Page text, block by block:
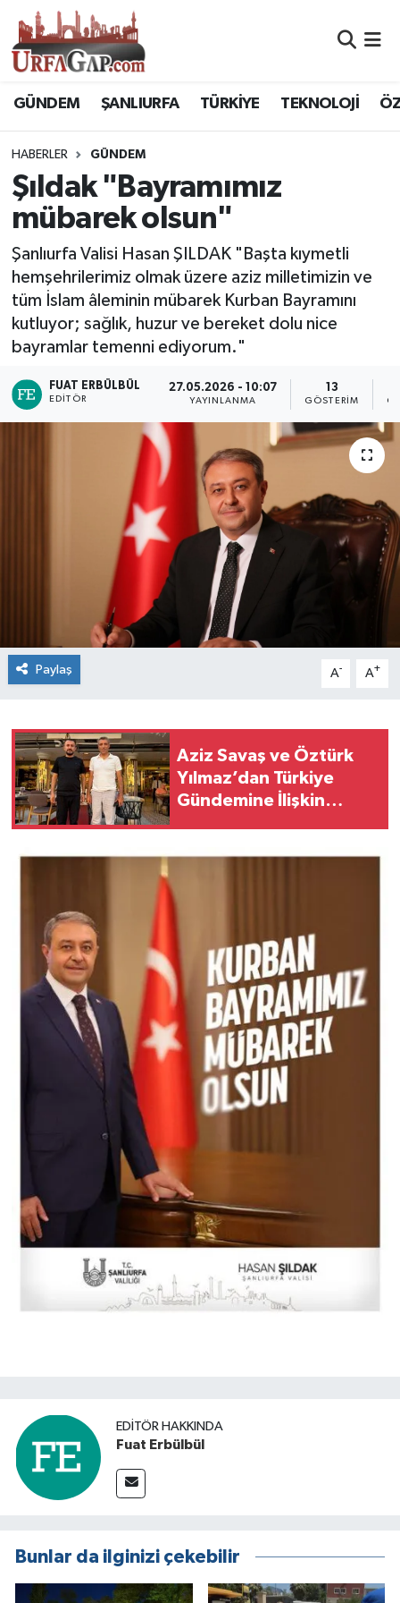
GÜNDEM ŞANLIURFA TÜRKİYE TEKNOLOJİ
HABERLER GÜNDEM
Şıldak "Bayramımız
mübarek olsun"
Şanlıurfa Valisi Hasan ŞILDAK "Başta kıymetli
hemşehrilerimiz olmak üzere aziz milletimizin ve
tüm İslam âleminin mübarek Kurban Bayramını
kutluyor; sağlık, huzur ve bereket dolu nice
bayramlar temenni ediyorum."
FUAT ERBÜLBÜL
EDITÖR
27.05.2026 - 10:07
YAYINLANMA
13
GÖSTERIM
Paylaş A- A+
Aziz Savaş ve Öztürk
Yılmaz’dan Türkiye
Gündemine İlişkin
EDITÖR HAKKINDA
Fuat Erbülbül
Bunlar da ilginizi çekebilir
Nöbetçi Eczaneler
Hava Durumu
Namaz Vakitleri
Trafik Durumu
Süper Lig Puan Durumu ve Fikstür
Tüm Manşetler
Son Dakika Haberleri
Haber Arşivi